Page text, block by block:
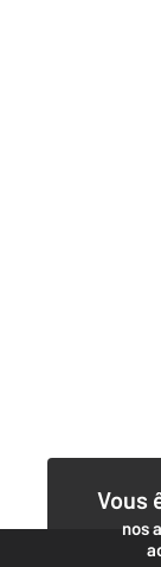
Vous
nos